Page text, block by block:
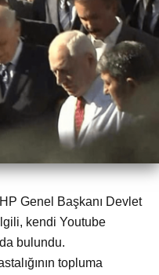
Genel Başkanı Devlet
kendi Youtube
bulundu.
topluma